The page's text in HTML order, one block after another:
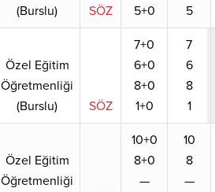
(Burslu)
SÖZ
5+0
5
Özel Eğitim
Öğretmenliği
(Burslu)
SÖZ
7+0
6+0
8+0
1+0
7
6
8
1
Özel Eğitim
Öğretmenliği
10+0
8+0
—
10
8
—